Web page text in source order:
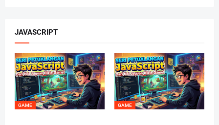
JAVASCRIPT
GAME GAME